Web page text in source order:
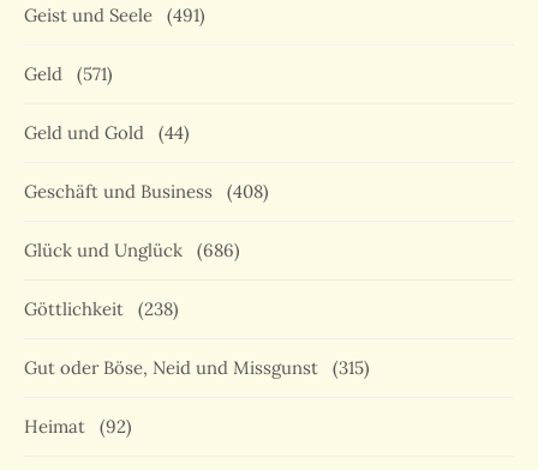
Geist und Seele (491)
Geld (571)
Geld und Gold (44)
Geschäft und Business (408)
Glück und Unglück (686)
Göttlichkeit (238)
Gut oder Böse, Neid und Missgunst (315)
Heimat (92)